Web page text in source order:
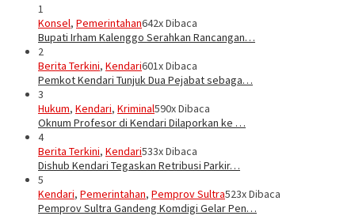
1
Konsel, Pemerintahan642x Dibaca
Bupati Irham Kalenggo Serahkan Rancangan…
2
Berita Terkini, Kendari601x Dibaca
Pemkot Kendari Tunjuk Dua Pejabat sebaga…
3
Hukum, Kendari, Kriminal590x Dibaca
Oknum Profesor di Kendari Dilaporkan ke …
4
Berita Terkini, Kendari533x Dibaca
Dishub Kendari Tegaskan Retribusi Parkir…
5
Kendari, Pemerintahan, Pemprov Sultra523x Dibaca
Pemprov Sultra Gandeng Komdigi Gelar Pen…